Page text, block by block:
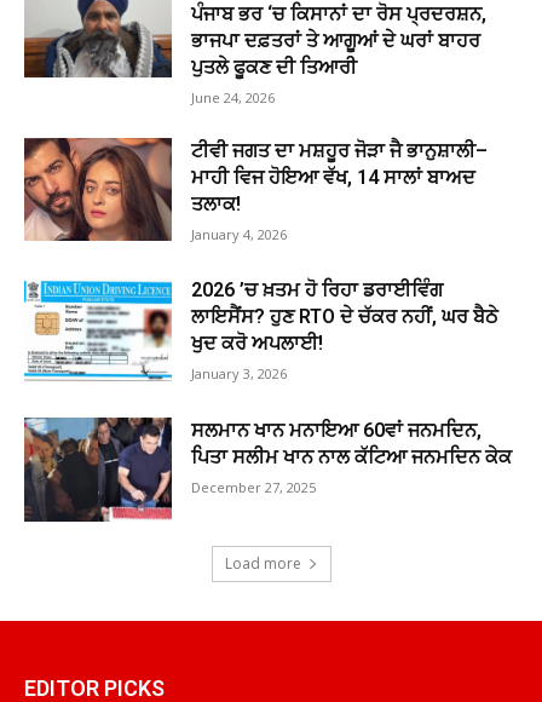
ਪੰਜਾਬ ਭਰ ‘ਚ ਕਿਸਾਨਾਂ ਦਾ ਰੋਸ ਪ੍ਰਦਰਸ਼ਨ,
ਭਾਜਪਾ ਦਫ਼ਤਰਾਂ ਤੇ ਆਗੂਆਂ ਦੇ ਘਰਾਂ ਬਾਹਰ
ਪੁਤਲੇ ਫੂਕਣ ਦੀ ਤਿਆਰੀ
June 24, 2026
ਟੀਵੀ ਜਗਤ ਦਾ ਮਸ਼ਹੂਰ ਜੋੜਾ ਜੈ ਭਾਨੁਸ਼ਾਲੀ–
ਮਾਹੀ ਵਿਜ ਹੋਇਆ ਵੱਖ, 14 ਸਾਲਾਂ ਬਾਅਦ
ਤਲਾਕ!
January 4, 2026
2026 ’ਚ ਖ਼ਤਮ ਹੋ ਰਿਹਾ ਡਰਾਈਵਿੰਗ
ਲਾਇਸੈਂਸ? ਹੁਣ RTO ਦੇ ਚੱਕਰ ਨਹੀਂ, ਘਰ ਬੈਠੇ
ਖੁਦ ਕਰੋ ਅਪਲਾਈ!
January 3, 2026
ਸਲਮਾਨ ਖਾਨ ਮਨਾਇਆ 60ਵਾਂ ਜਨਮਦਿਨ,
ਪਿਤਾ ਸਲੀਮ ਖਾਨ ਨਾਲ ਕੱਟਿਆ ਜਨਮਦਿਨ ਕੇਕ
December 27, 2025
Load more
EDITOR PICKS